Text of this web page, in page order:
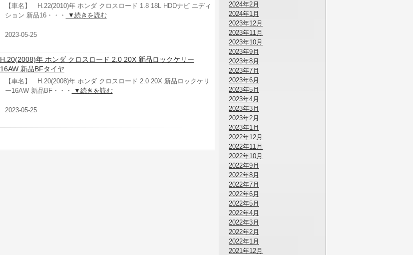
2024年2月
2024年1月
2023年12月
2023年11月
2023年10月
2023年9月
2023年8月
2023年7月
2023年6月
2023年5月
2023年4月
2023年3月
2023年2月
2023年1月
2022年12月
2022年11月
2022年10月
2022年9月
2022年8月
2022年7月
2022年6月
2022年5月
2022年4月
2022年3月
2022年2月
2022年1月
2021年12月
【車名】 H.22(2010)年 ホンダ クロスロード 1.8 18L HDDナビ エディ
ション 新品16・・・
▼続きを読む
2023-05-25
H.20(2008)年 ホンダ クロスロード 2.0 20X 新品ロックケリー
16AW 新品BFタイヤ
【車名】 H.20(2008)年 ホンダ クロスロード 2.0 20X 新品ロックケリ
ー16AW 新品BF・・・
▼続きを読む
2023-05-25